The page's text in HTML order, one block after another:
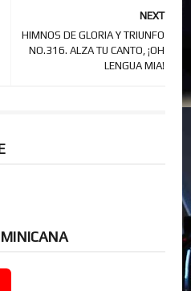
NEXT
HIMNOS DE GLORIA Y TRIUNFO
NO.316. ALZA TU CANTO, ¡OH
LENGUA MIA!